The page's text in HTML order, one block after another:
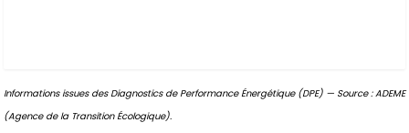
Informations issues des Diagnostics de Performance Énergétique (DPE) — Source : ADEME
(Agence de la Transition Écologique).